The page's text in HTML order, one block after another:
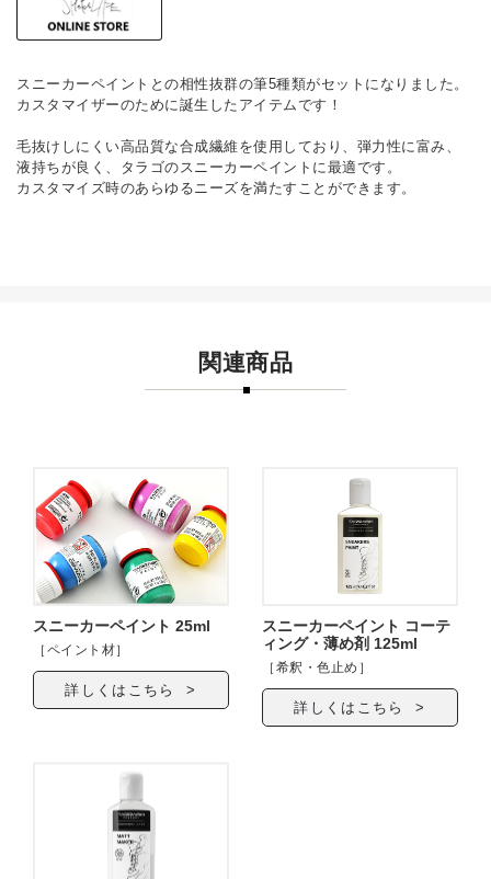
スニーカーペイントとの相性抜群の筆5種類がセットになりました。
カスタマイザーのために誕生したアイテムです！
毛抜けしにくい高品質な合成繊維を使用しており、弾力性に富み、
液持ちが良く、タラゴのスニーカーペイントに最適です。
カスタマイズ時のあらゆるニーズを満たすことができます。
関連商品
スニーカーペイント 25ml
［ペイント材］
詳しくはこちら >
スニーカーペイント コーテ
ィング・薄め剤 125ml
［希釈・色止め］
詳しくはこちら >